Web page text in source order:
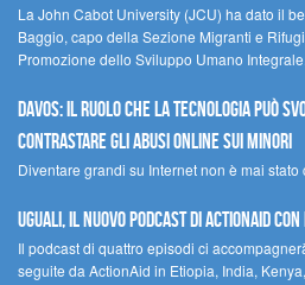
La John Cabot University (JCU) ha dato il
Baggio, capo della Sezione Migranti e
Promozione dello Sviluppo Umano Integrale.
Davos: il ruolo che la tecnologia può
contrastare gli abusi online sui minori
Diventare grandi su Internet non è mai
UGUALI, il nuovo podcast di ACTIONAID
Il podcast di quattro episodi ci
seguite da ActionAid in Etiopia, India,